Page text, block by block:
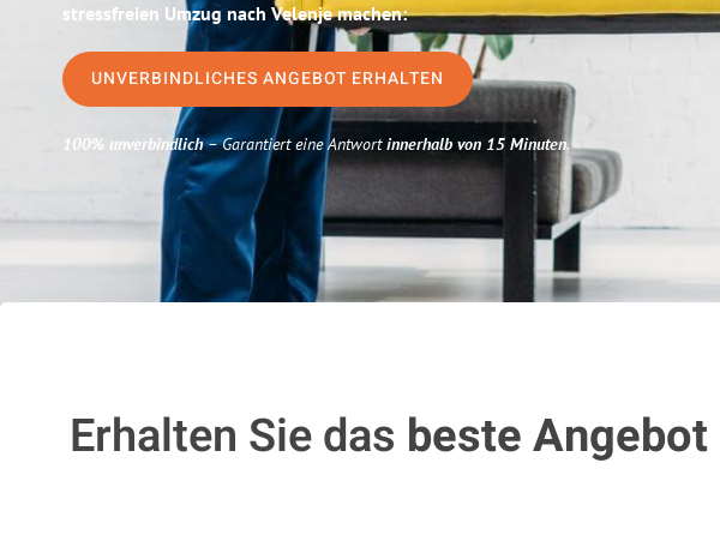
stressfreien Umzug nach Velenje machen:
UNVERBINDLICHES ANGEBOT ERHALTEN
100% unverbindlich– Garantiert eine Antwortinnerhalb von 15 Minuten.
Erhalten Sie das beste Angebot